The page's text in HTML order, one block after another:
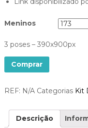
Meninos
3 poses – 390x900px
Comprar
REF: N/A Categorias Kit
Descrição